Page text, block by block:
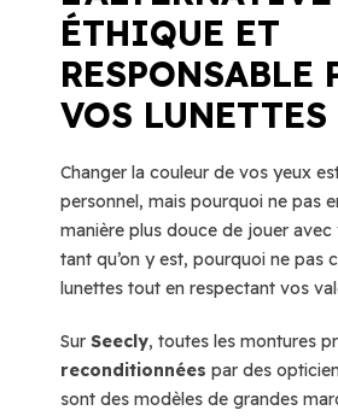
ÉTHIQUE ET
RESPONSABLE
VOS LUNETTES
Changer la couleur de vos yeux
personnel, mais pourquoi ne pas
manière plus douce de jouer avec
tant qu’on y est, pourquoi ne pas
lunettes tout en respectant vos
Sur Seecly, toutes les montures
reconditionnées par des
sont des modèles de grandes